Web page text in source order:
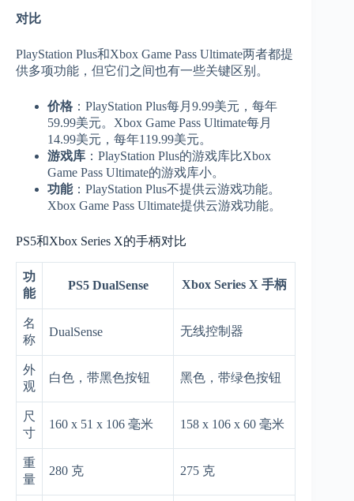
对比
PlayStation Plus和Xbox Game Pass Ultimate两者都提
供多项功能，但它们之间也有一些关键区别。
价格 ：PlayStation Plus每月9.99美元，每年
59.99美元。Xbox Game Pass Ultimate每月
14.99美元，每年119.99美元。
游戏库 ：PlayStation Plus的游戏库比Xbox
Game Pass Ultimate的游戏库小。
功能：PlayStation Plus不提供云游戏功能。
Xbox Game Pass Ultimate提供云游戏功能。
PS5和Xbox Series X的手柄对比
功
能
PS5 DualSense Xbox Series X 手柄
名
称
DualSense 无线控制器
外
观
白色，带黑色按钮 黑色，带绿色按钮
尺
寸
160 x 51 x 106 毫米 158 x 106 x 60 毫米
重
量
280 克 275 克